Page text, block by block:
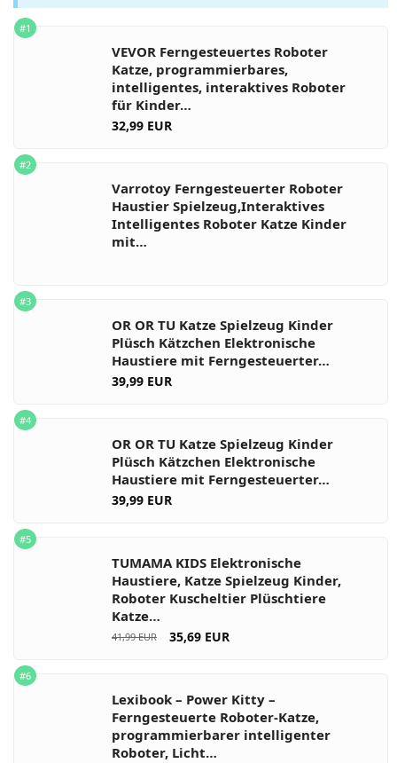
#1
VEVOR Ferngesteuertes Roboter
Katze, programmierbares,
intelligentes, interaktives Roboter
für Kinder…
32,99 EUR
#2
Varrotoy Ferngesteuerter Roboter
Haustier Spielzeug,Interaktives
Intelligentes Roboter Katze Kinder
mit…
#3
OR OR TU Katze Spielzeug Kinder
Plüsch Kätzchen Elektronische
Haustiere mit Ferngesteuerter…
39,99 EUR
#4
OR OR TU Katze Spielzeug Kinder
Plüsch Kätzchen Elektronische
Haustiere mit Ferngesteuerter…
39,99 EUR
#5
TUMAMA KIDS Elektronische
Haustiere, Katze Spielzeug Kinder,
Roboter Kuscheltier Plüschtiere
Katze…
41,99 EUR 35,69 EUR
#6
Lexibook – Power Kitty –
Ferngesteuerte Roboter-Katze,
programmierbarer intelligenter
Roboter, Licht…